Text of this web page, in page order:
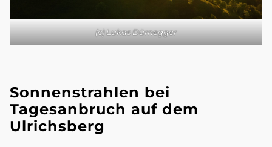
(c) Lukas Dürnegger
Sonnenstrahlen bei
Tagesanbruch auf dem
Ulrichsberg